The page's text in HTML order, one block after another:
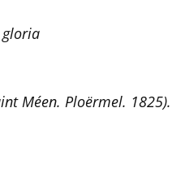
Méen. Ploërmel. 1825).